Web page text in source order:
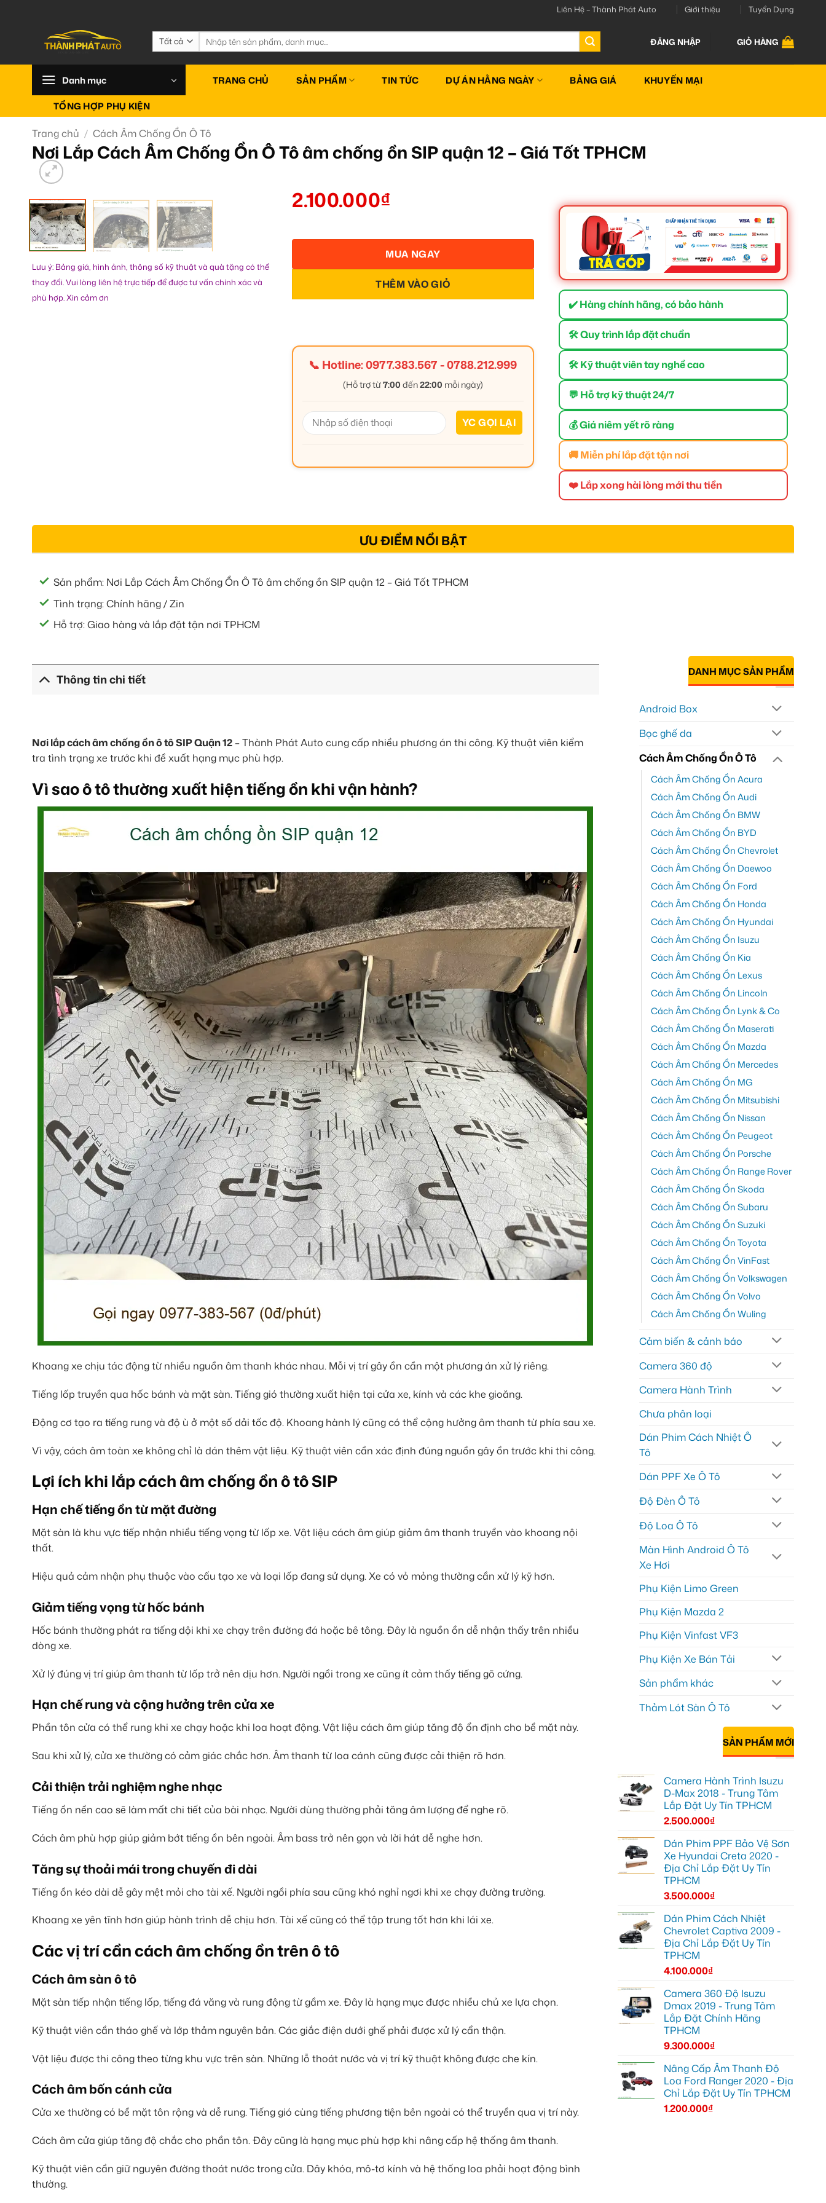
Liên Hệ – Thành Phát Auto Giới thiệu Tuyển Dụng
Tìm
kiếm:
ĐĂNG NHẬP GIỎ HÀNG
Danh mục TRANG CHỦ SẢN PHẨM TIN TỨC DỰ ÁN HẰNG NGÀY BẢNG GIÁ KHUYẾN MẠI
TỔNG HỢP PHỤ KIỆN
Trang chủ / Cách Âm Chống Ồn Ô Tô
Nơi Lắp Cách Âm Chống Ồn Ô Tô âm chống ồn SIP quận 12 – Giá Tốt TPHCM
Lưu ý: Bảng giá, hình ảnh, thông số kỹ thuật và quà tặng có thể
thay đổi. Vui lòng liên hệ trực tiếp để được tư vấn chính xác và
phù hợp. Xin cảm ơn
2.100.000₫
THÊM VÀO GIỎ
MUA NGAY
📞 Hotline:0977.383.567-0788.212.999
(Hỗ trợ từ7:00 đến22:00 mỗi ngày)
✔️ Hàng chính hãng, có bảo hành
🛠 Quy trình lắp đặt chuẩn
🛠 Kỹ thuật viên tay nghề cao
💬 Hỗ trợ kỹ thuật 24/7
💰 Giá niêm yết rõ ràng
🚚 Miễn phí lắp đặt tận nơi
❤️ Lắp xong hài lòng mới thu tiền
ƯU ĐIỂM NỔI BẬT
Sản phẩm: Nơi Lắp Cách Âm Chống Ồn Ô Tô âm chống ồn SIP quận 12 – Giá Tốt TPHCM
Tình trạng: Chính hãng / Zin
Hỗ trợ: Giao hàng và lắp đặt tận nơi TPHCM
Thông tin chi tiết
Nơi lắp cách âm chống ồn ô tô SIP Quận 12 – Thành Phát Auto cung cấp nhiều phương án thi công. Kỹ thuật viên kiểm
tra tình trạng xe trước khi đề xuất hạng mục phù hợp.
Vì sao ô tô thường xuất hiện tiếng ồn khi vận hành?
Khoang xe chịu tác động từ nhiều nguồn âm thanh khác nhau. Mỗi vị trí gây ồn cần một phương án xử lý riêng.
Tiếng lốp truyền qua hốc bánh và mặt sàn. Tiếng gió thường xuất hiện tại cửa xe, kính và các khe gioăng.
Động cơ tạo ra tiếng rung và độ ù ở một số dải tốc độ. Khoang hành lý cũng có thể cộng hưởng âm thanh từ phía sau xe.
Vì vậy, cách âm toàn xe không chỉ là dán thêm vật liệu. Kỹ thuật viên cần xác định đúng nguồn gây ồn trước khi thi công.
Lợi ích khi lắp cách âm chống ồn ô tô SIP
Hạn chế tiếng ồn từ mặt đường
Mặt sàn là khu vực tiếp nhận nhiều tiếng vọng từ lốp xe. Vật liệu cách âm giúp giảm âm thanh truyền vào khoang nội
thất.
Hiệu quả cảm nhận phụ thuộc vào cấu tạo xe và loại lốp đang sử dụng. Xe có vỏ mỏng thường cần xử lý kỹ hơn.
Giảm tiếng vọng từ hốc bánh
Hốc bánh thường phát ra tiếng dội khi xe chạy trên đường đá hoặc bê tông. Đây là nguồn ồn dễ nhận thấy trên nhiều
dòng xe.
Xử lý đúng vị trí giúp âm thanh từ lốp trở nên dịu hơn. Người ngồi trong xe cũng ít cảm thấy tiếng gõ cứng.
Hạn chế rung và cộng hưởng trên cửa xe
Phần tôn cửa có thể rung khi xe chạy hoặc khi loa hoạt động. Vật liệu cách âm giúp tăng độ ổn định cho bề mặt này.
Sau khi xử lý, cửa xe thường có cảm giác chắc hơn. Âm thanh từ loa cánh cũng được cải thiện rõ hơn.
Cải thiện trải nghiệm nghe nhạc
Tiếng ồn nền cao sẽ làm mất chi tiết của bài nhạc. Người dùng thường phải tăng âm lượng để nghe rõ.
Cách âm phù hợp giúp giảm bớt tiếng ồn bên ngoài. Âm bass trở nên gọn và lời hát dễ nghe hơn.
Tăng sự thoải mái trong chuyến đi dài
Tiếng ồn kéo dài dễ gây mệt mỏi cho tài xế. Người ngồi phía sau cũng khó nghỉ ngơi khi xe chạy đường trường.
Khoang xe yên tĩnh hơn giúp hành trình dễ chịu hơn. Tài xế cũng có thể tập trung tốt hơn khi lái xe.
Các vị trí cần cách âm chống ồn trên ô tô
Cách âm sàn ô tô
Mặt sàn tiếp nhận tiếng lốp, tiếng đá văng và rung động từ gầm xe. Đây là hạng mục được nhiều chủ xe lựa chọn.
Kỹ thuật viên cần tháo ghế và lớp thảm nguyên bản. Các giắc điện dưới ghế phải được xử lý cẩn thận.
Vật liệu được thi công theo từng khu vực trên sàn. Những lỗ thoát nước và vị trí kỹ thuật không được che kín.
Cách âm bốn cánh cửa
Cửa xe thường có bề mặt tôn rộng và dễ rung. Tiếng gió cùng tiếng phương tiện bên ngoài có thể truyền qua vị trí này.
Cách âm cửa giúp tăng độ chắc cho phần tôn. Đây cũng là hạng mục phù hợp khi nâng cấp hệ thống âm thanh.
Kỹ thuật viên cần giữ nguyên đường thoát nước trong cửa. Dây khóa, mô-tơ kính và hệ thống loa phải hoạt động bình
thường.
DANH MỤC SẢN PHẨM
Android Box
Bọc ghế da
Cách Âm Chống Ồn Ô Tô
Cách Âm Chống Ồn Acura
Cách Âm Chống Ồn Audi
Cách Âm Chống Ồn BMW
Cách Âm Chống Ồn BYD
Cách Âm Chống Ồn Chevrolet
Cách Âm Chống Ồn Daewoo
Cách Âm Chống Ồn Ford
Cách Âm Chống Ồn Honda
Cách Âm Chống Ồn Hyundai
Cách Âm Chống Ồn Isuzu
Cách Âm Chống Ồn Kia
Cách Âm Chống Ồn Lexus
Cách Âm Chống Ồn Lincoln
Cách Âm Chống Ồn Lynk & Co
Cách Âm Chống Ồn Maserati
Cách Âm Chống Ồn Mazda
Cách Âm Chống Ồn Mercedes
Cách Âm Chống Ồn MG
Cách Âm Chống Ồn Mitsubishi
Cách Âm Chống Ồn Nissan
Cách Âm Chống Ồn Peugeot
Cách Âm Chống Ồn Porsche
Cách Âm Chống Ồn Range Rover
Cách Âm Chống Ồn Skoda
Cách Âm Chống Ồn Subaru
Cách Âm Chống Ồn Suzuki
Cách Âm Chống Ồn Toyota
Cách Âm Chống Ồn VinFast
Cách Âm Chống Ồn Volkswagen
Cách Âm Chống Ồn Volvo
Cách Âm Chống Ồn Wuling
Cảm biến & cảnh báo
Camera 360 độ
Camera Hành Trình
Chưa phân loại
Dán Phim Cách Nhiệt Ô
Tô
Dán PPF Xe Ô Tô
Độ Đèn Ô Tô
Độ Loa Ô Tô
Màn Hình Android Ô Tô
Xe Hơi
Phụ Kiện Limo Green
Phụ Kiện Mazda 2
Phụ Kiện Vinfast VF3
Phụ Kiện Xe Bán Tải
Sản phẩm khác
Thảm Lót Sàn Ô Tô
SẢN PHẨM MỚI
Camera Hành Trình Isuzu
D-Max 2018 - Trung Tâm
Lắp Đặt Uy Tín TPHCM
2.500.000₫
Dán Phim PPF Bảo Vệ Sơn
Xe Hyundai Creta 2020 -
Địa Chỉ Lắp Đặt Uy Tín
TPHCM
3.500.000₫
Dán Phim Cách Nhiệt
Chevrolet Captiva 2009 -
Địa Chỉ Lắp Đặt Uy Tín
TPHCM
4.100.000₫
Camera 360 Độ Isuzu
Dmax 2019 - Trung Tâm
Lắp Đặt Chính Hãng
TPHCM
9.300.000₫
Nâng Cấp Âm Thanh Độ
Loa Ford Ranger 2020 - Địa
Chỉ Lắp Đặt Uy Tín TPHCM
1.200.000₫